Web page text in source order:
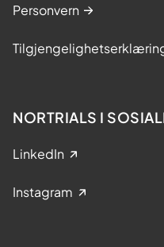
Personvern
NORTRIALS I
LinkedIn
Instagram